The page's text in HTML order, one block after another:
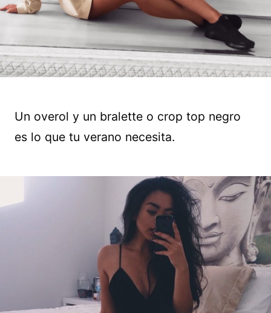
Un overol y un bralette o crop top negro
es lo que tu verano necesita.